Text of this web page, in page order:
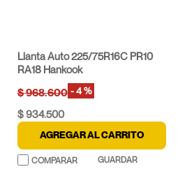
Llanta Auto 225/75R16C PR10
RA18 Hankook
$968.600
$934.500
-4 %
AGREGAR AL CARRITO